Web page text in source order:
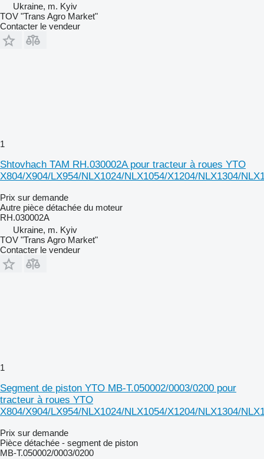
Ukraine, m. Kyiv
TOV "Trans Agro Market"
Contacter le vendeur
1
Shtovhach TAM RH.030002A pour tracteur à roues YTO
X804/X904/LX954/NLX1024/NLX1054/X1204/NLX1304/
Prix sur demande
Autre pièce détachée du moteur
RH.030002A
Ukraine, m. Kyiv
TOV "Trans Agro Market"
Contacter le vendeur
1
Segment de piston YTO MB-T.050002/0003/0200 pour
tracteur à roues YTO
X804/X904/LX954/NLX1024/NLX1054/X1204/NLX1304/
Prix sur demande
Pièce détachée - segment de piston
MB-T.050002/0003/0200